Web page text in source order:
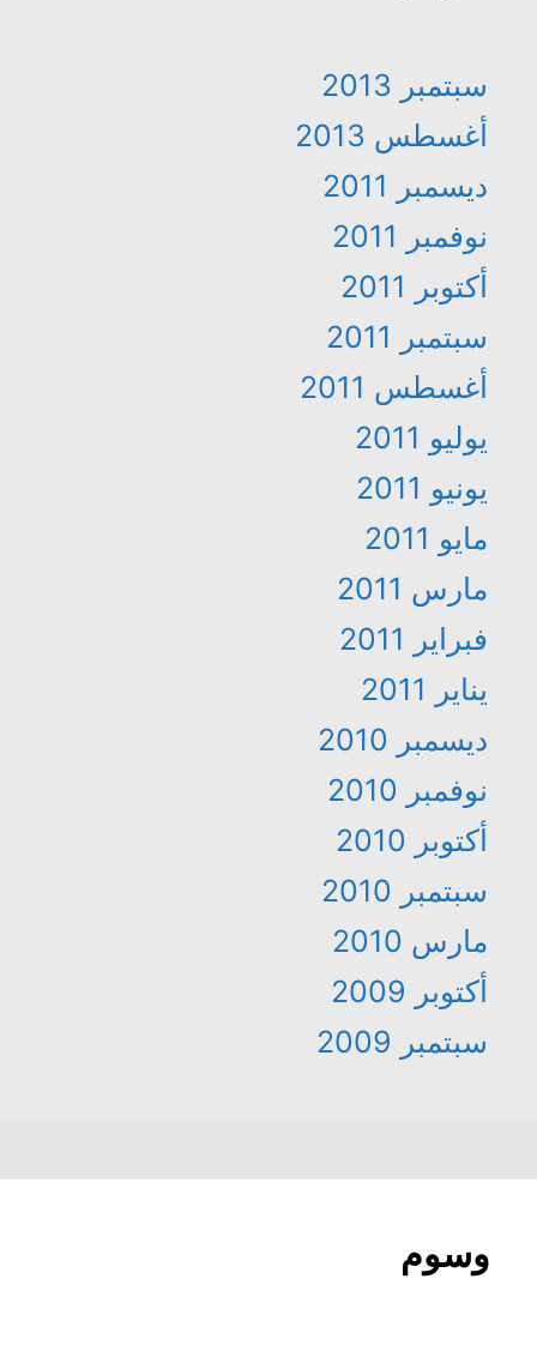
سبتمبر 2013
أغسطس 2013
ديسمبر 2011
نوفمبر 2011
أكتوبر 2011
سبتمبر 2011
أغسطس 2011
يوليو 2011
يونيو 2011
مايو 2011
مارس 2011
فبراير 2011
يناير 2011
ديسمبر 2010
نوفمبر 2010
أكتوبر 2010
سبتمبر 2010
مارس 2010
أكتوبر 2009
سبتمبر 2009
وسوم